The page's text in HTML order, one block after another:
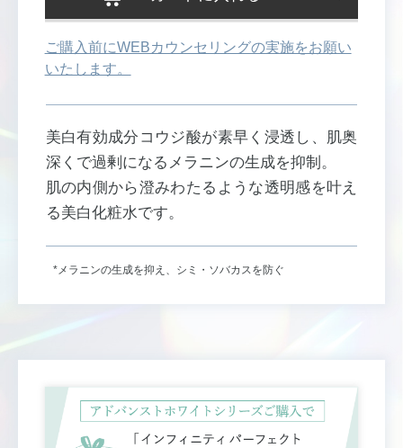
ご購入前にWEBカウンセリングの実施をお願い
いたします。
美白有効成分コウジ酸が素早く浸透し、肌奥
深くで過剰になるメラニンの生成を抑制。
肌の内側から澄みわたるような透明感を叶え
る美白化粧水です。
*メラニンの生成を抑え、シミ・ソバカスを防ぐ